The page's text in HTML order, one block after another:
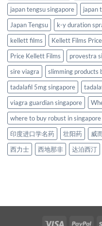
japan tengsu singapore
japan
Japan Tengsu
k-y duration
kellett films
Kellett Films Price
Price Kellett Films
provestra
sire viagra
slimming products
tadalafil 5mg singapore
viagra guardian singapore
where to buy robust in singapore
印度进口学名药
壮阳药 威
西力士
西地那非 达泊西汀
Visa